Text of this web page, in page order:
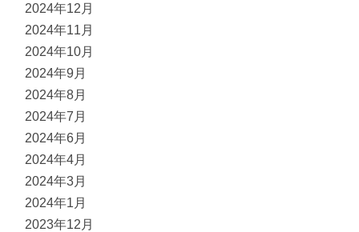
2024年12月
2024年11月
2024年10月
2024年9月
2024年8月
2024年7月
2024年6月
2024年4月
2024年3月
2024年1月
2023年12月